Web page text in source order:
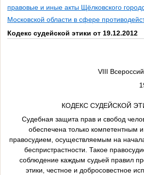
правовые и иные акты Щёлковского
Московской области в сфере
Кодекс судейской этики от 19.12.2012
VIII
КОДЕКС СУДЕЙСКОЙ
Судебная защита прав и свобод
обеспечена только компетентным
правосудием, осуществляемым на
беспристрастности. Такое
соблюдение каждым судьей правил
этики, честное и добросовестное